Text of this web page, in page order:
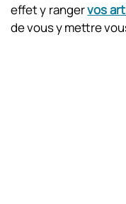
effet y rangervos
de vous y mettre